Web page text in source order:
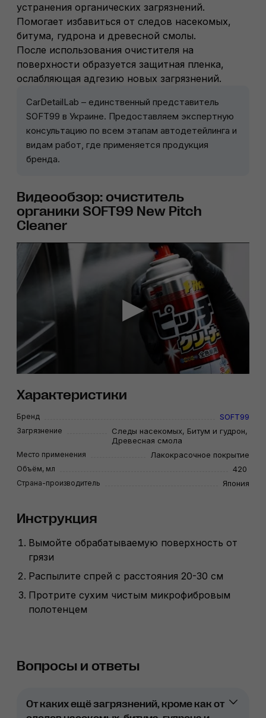
устранения органических загрязнений.
Помогает избавиться от следов насекомых,
битума, гудрона и древесной смолы.
После использования очистителя на
поверхности образуется защитная пленка,
ослабляющая адгезию новых загрязнений.
CarDetailLab – единственный представитель
SOFT99 в Украине. Предоставляем экспертную
консультацию по всем этапам автодетейлинга и
видам работ, где применяется продукция
бренда.
Видеообзор: очиститель
органики SOFT99 New Pitch
Cleaner
Характеристики
Бренд SOFT99
Загрязнение
Следы насекомых, Битум и гудрон,
Древесная смола
Место применения Лакокрасочное покрытие
Объём, мл 420
Страна-производитель Япония
Инструкция
Вымойте обрабатываемую поверхность от
грязи
Распылите спрей с расстояния 20-30 см
Протрите сухим чистым микрофибровым
полотенцем
Вопросы и ответы
От каких ещё загрязнений, кроме как от